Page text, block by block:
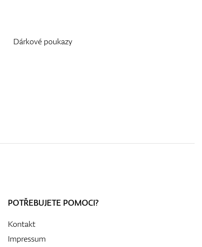
Dárkové poukazy
POTŘEBUJETE POMOCI?
Kontakt
Impressum